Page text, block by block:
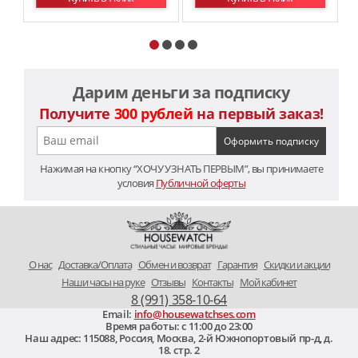
Дарим деньги за подписку
Получите 300 рублей на первый заказ!
Нажимая на кнопку “ХОЧУ УЗНАТЬ ПЕРВЫМ”, вы принимаете
условия Публичной оферты
O нас Доставка/Оплата Обмен и возврат Гарантия Скидки и акции
Наши часы на руке Отзывы Контакты Мой кабинет
8 (991) 358-10-64
Email: info@housewatchses.com
Время работы: c 11:00 до 23:00
Наш адрес: 115088, Россия, Москва 2-й Южнопортовый пр-д, д.
18. стр. 2